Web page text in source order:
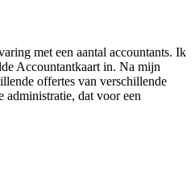
met een aantal accountants. Ik
Accountantkaart in. Na mijn
offertes van verschillende
administratie, dat voor een